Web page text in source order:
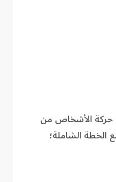
حركة الأشخاص من
الخطة الشاملة؛